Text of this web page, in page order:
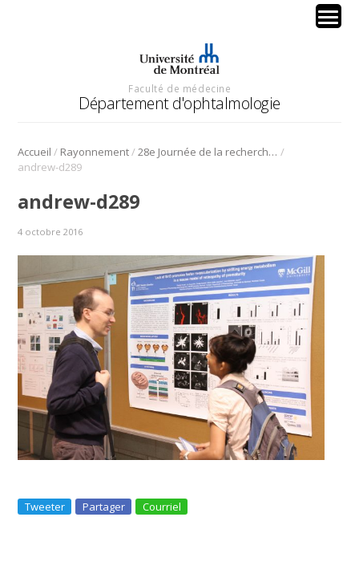
Faculté de médecine
Département d'ophtalmologie
Accueil / Rayonnement/ 28e Journée de la recherche en ophtalmologie de l’Université de Montréal /
andrew-d289
andrew-d289
4 octobre 2016
Tweeter Partager Courriel